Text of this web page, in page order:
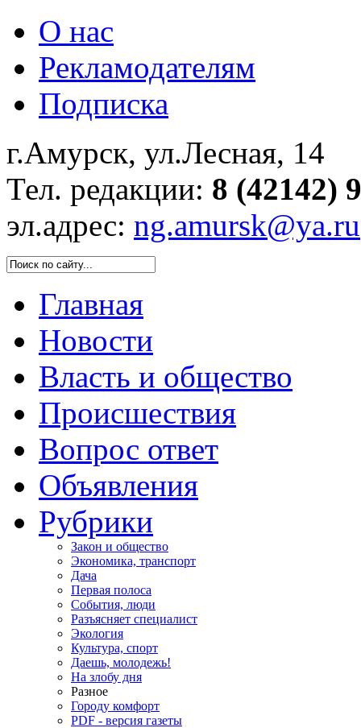
О нас
Рекламодателям
Подписка
г.Амурск, ул.Лесная, 14
Тел. редакции: 8 (42142)
эл.адрес: ng.amursk@ya.ru
Главная
Новости
Власть и общество
Происшествия
Вопрос ответ
Объявления
Рубрики
Закон и общество
Экономика, транспорт
Дача
Первая полоса
События, люди
Разъясняет специалист
Экология
Культура, спорт
Даешь, молодежь!
На злобу дня
Разное
Городу комфорт
PDF - версия газеты